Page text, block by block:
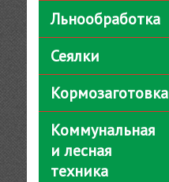
Льнообработка
Сеялки
Кормозаготовка
Коммунальная
и лесная
техника